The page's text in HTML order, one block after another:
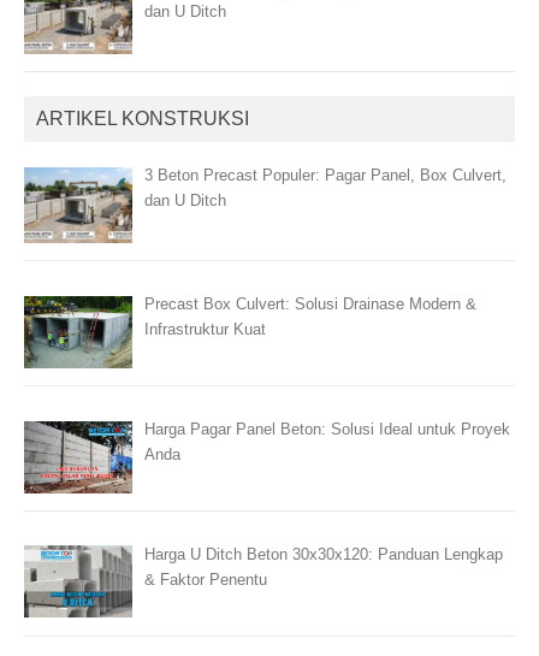
dan U Ditch
ARTIKEL KONSTRUKSI
3 Beton Precast Populer: Pagar Panel, Box Culvert,
dan U Ditch
Precast Box Culvert: Solusi Drainase Modern &
Infrastruktur Kuat
Harga Pagar Panel Beton: Solusi Ideal untuk Proyek
Anda
Harga U Ditch Beton 30x30x120: Panduan Lengkap
& Faktor Penentu